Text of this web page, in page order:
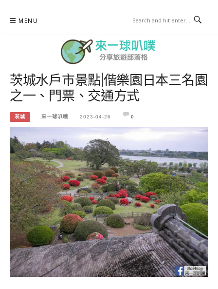
MENU
來一球叭噗
分享日本自助部落格
茨城水戶市景點|偕樂園日本三名園
之一、門票、交通方式
茨城 來一球叭噗 2023-04-26 0